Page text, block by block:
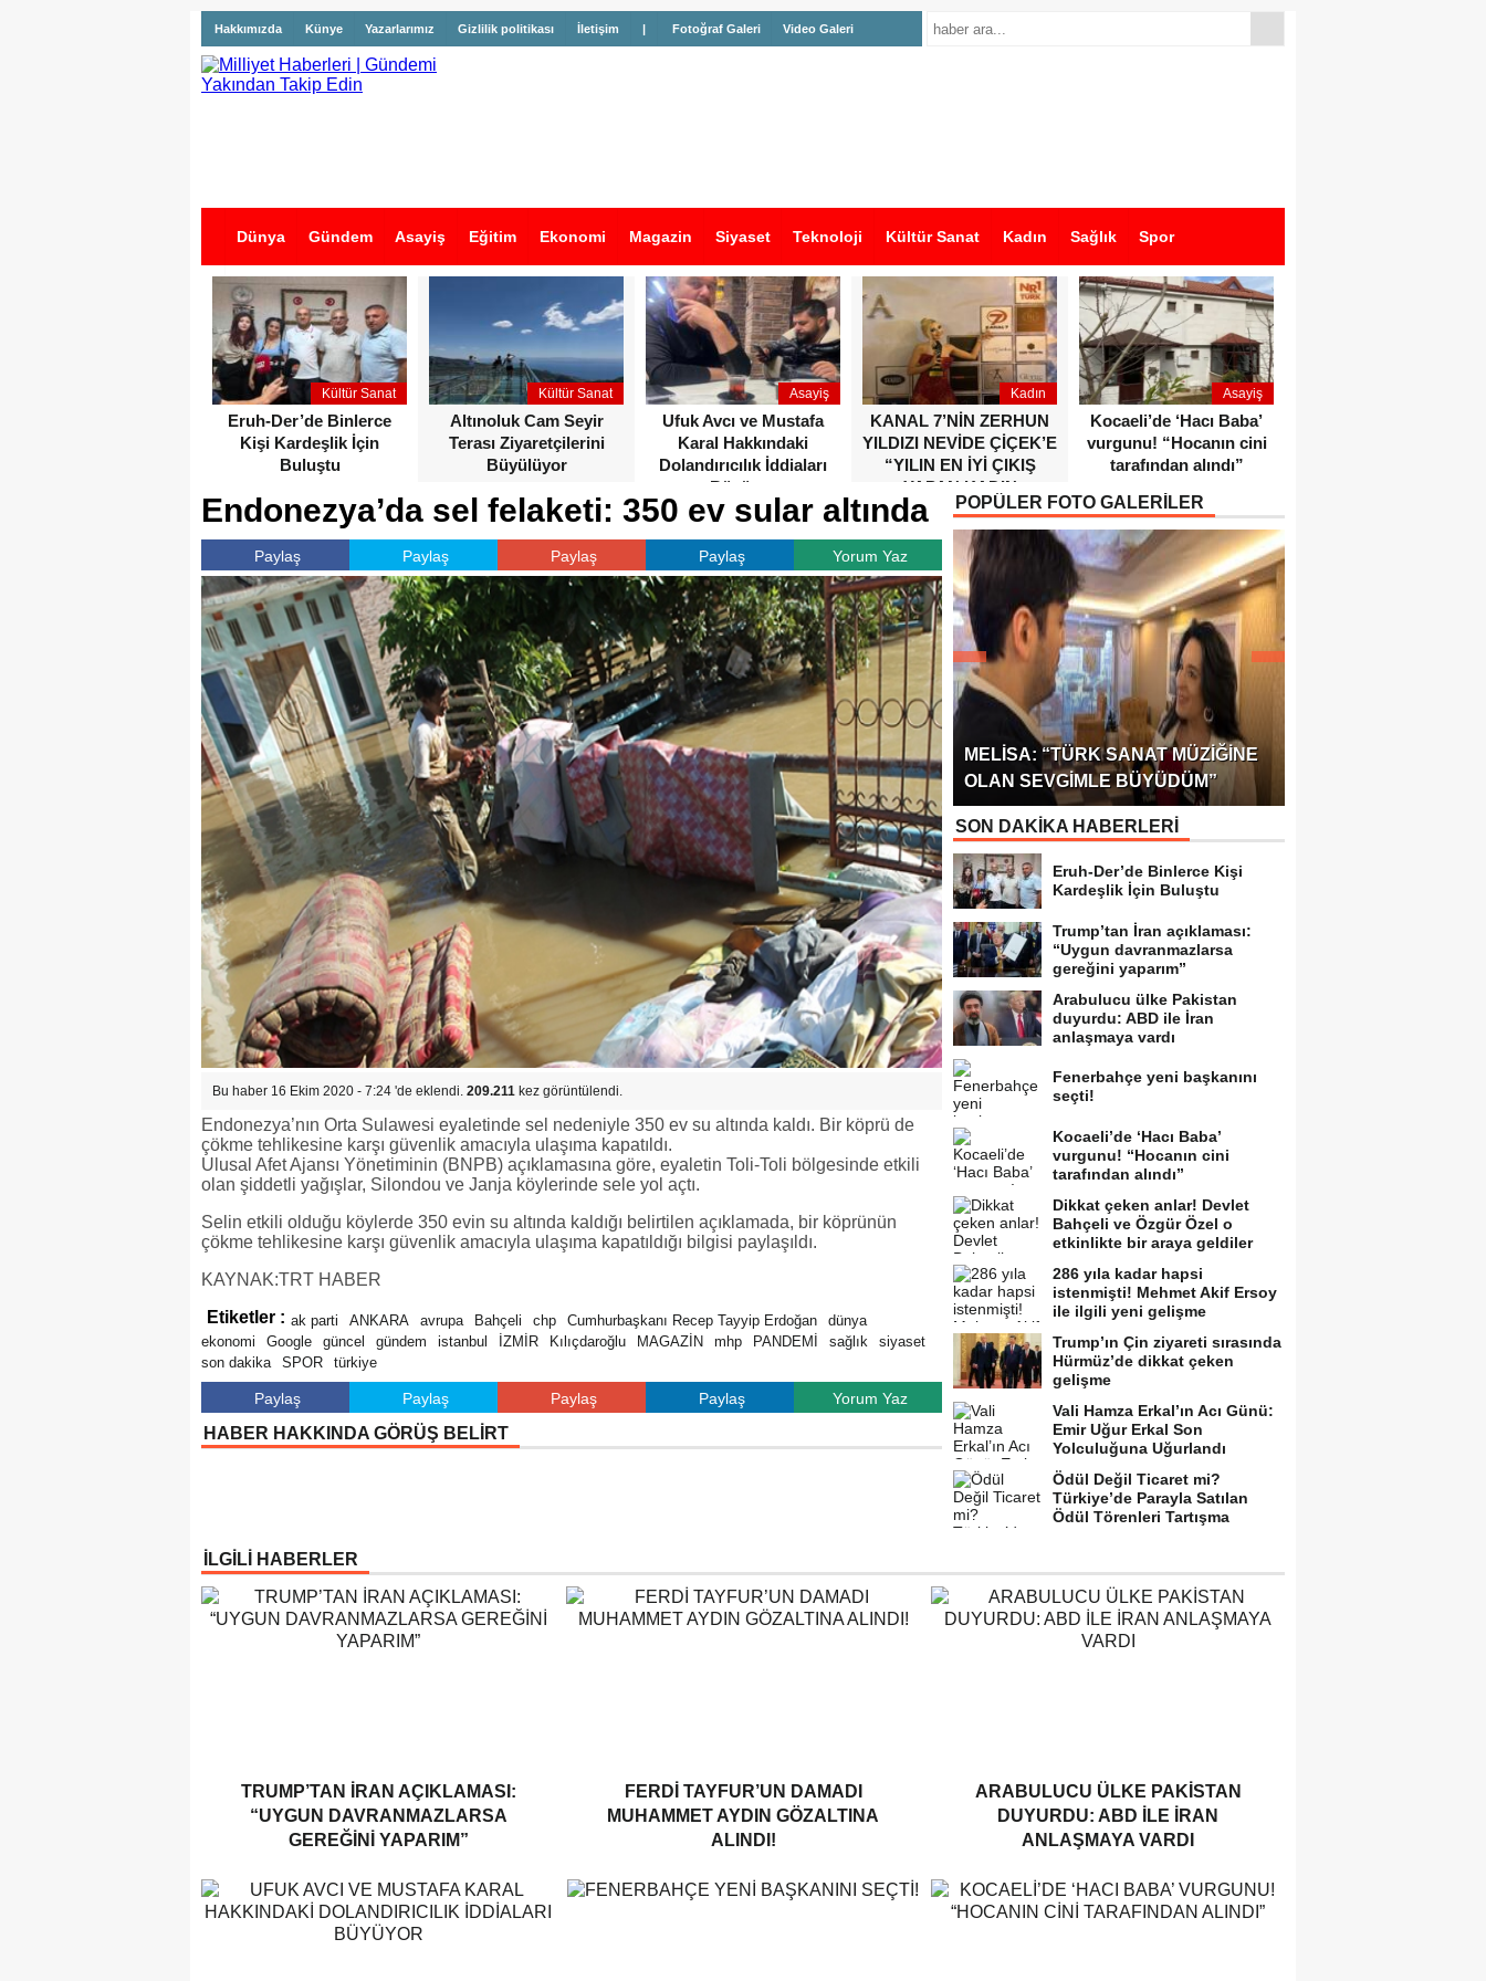
Hakkımızda Künye Yazarlarımız Gizlilik politikası İletişim | Fotoğraf Galeri Video Galeri
Dünya Gündem Asayiş Eğitim Ekonomi Magazin Siyaset Teknoloji Kültür Sanat Kadın Sağlık Spor
İş İlanları
Kültür Sanat
Eruh-Der’de Binlerce
Kişi Kardeşlik İçin
Buluştu
Kültür Sanat
Altınoluk Cam Seyir
Terası Ziyaretçilerini
Büyülüyor
Asayiş
Ufuk Avcı ve Mustafa
Karal Hakkındaki
Dolandırıcılık İddiaları
Büyüyor
Kadın
KANAL 7’NİN ZERHUN
YILDIZI NEVİDE ÇİÇEK’E
“YILIN EN İYİ ÇIKIŞ
YAPAN KADIN
OYUNCUSU” ÖDÜLÜ!
Asayiş
Kocaeli’de ‘Hacı Baba’
vurgunu! “Hocanın cini
tarafından alındı”
Endonezya’da sel felaketi: 350 ev sular altında
Paylaş Paylaş Paylaş Paylaş Yorum Yaz
Bu haber 16 Ekim 2020 - 7:24 'de eklendi. 209.211 kez görüntülendi.
Endonezya’nın Orta Sulawesi eyaletinde sel nedeniyle 350 ev su altında kaldı. Bir köprü de
çökme tehlikesine karşı güvenlik amacıyla ulaşıma kapatıldı.
Ulusal Afet Ajansı Yönetiminin (BNPB) açıklamasına göre, eyaletin Toli-Toli bölgesinde etkili
olan şiddetli yağışlar, Silondou ve Janja köylerinde sele yol açtı.
Selin etkili olduğu köylerde 350 evin su altında kaldığı belirtilen açıklamada, bir köprünün
çökme tehlikesine karşı güvenlik amacıyla ulaşıma kapatıldığı bilgisi paylaşıldı.
KAYNAK:TRT HABER
Etiketler : ak parti ANKARA avrupa Bahçeli chp Cumhurbaşkanı Recep Tayyip Erdoğan
dünya
ekonomi
Google güncel gündem istanbul İZMİR Kılıçdaroğlu MAGAZİN mhp PANDEMİ sağlık
siyaset
son dakika
SPOR türkiye
Paylaş Paylaş Paylaş Paylaş Yorum Yaz
HABER HAKKINDA GÖRÜŞ BELİRT
POPÜLER FOTO GALERİLER
MELISA: “TÜRK SANAT MÜZIĞINE
OLAN SEVGIMLE BÜYÜDÜM”
SON DAKİKA HABERLERİ
Eruh-Der’de Binlerce Kişi
Kardeşlik İçin Buluştu
Trump’tan İran açıklaması:
“Uygun davranmazlarsa
gereğini yaparım”
Arabulucu ülke Pakistan
duyurdu: ABD ile İran
anlaşmaya vardı
Fenerbahçe yeni başkanını
seçti!
Kocaeli’de ‘Hacı Baba’
vurgunu! “Hocanın cini
tarafından alındı”
Dikkat çeken anlar! Devlet
Bahçeli ve Özgür Özel o
etkinlikte bir araya geldiler
286 yıla kadar hapsi
istenmişti! Mehmet Akif Ersoy
ile ilgili yeni gelişme
Trump’ın Çin ziyareti sırasında
Hürmüz’de dikkat çeken
gelişme
Vali Hamza Erkal’ın Acı Günü:
Emir Uğur Erkal Son
Yolculuğuna Uğurlandı
Ödül Değil Ticaret mi?
Türkiye’de Parayla Satılan
Ödül Törenleri Tartışma
İLGİLİ HABERLER
TRUMP’TAN İRAN AÇIKLAMASI:
“UYGUN DAVRANMAZLARSA
GEREĞINI YAPARIM”
FERDI TAYFUR’UN DAMADI
MUHAMMET AYDIN GÖZALTINA
ALINDI!
ARABULUCU ÜLKE PAKISTAN
DUYURDU: ABD ILE İRAN
ANLAŞMAYA VARDI